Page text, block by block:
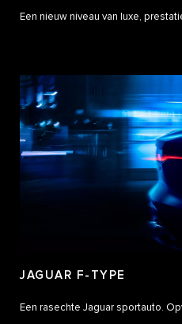
Een nieuw niveau van luxe,
JAGUAR F-TYPE
Een rasechte Jaguar sportauto.